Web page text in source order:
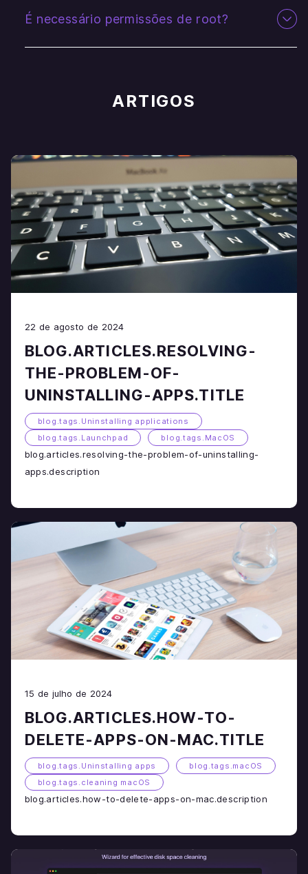
É necessário permissões de root?
ARTIGOS
22 de agosto de 2024
BLOG.ARTICLES.RESOLVING-
THE-PROBLEM-OF-
UNINSTALLING-APPS.TITLE
blog.tags.Uninstalling applications
blog.tags.Launchpad
blog.tags.MacOS
blog.articles.resolving-the-problem-of-uninstalling-
apps.description
15 de julho de 2024
BLOG.ARTICLES.HOW-TO-
DELETE-APPS-ON-MAC.TITLE
blog.tags.Uninstalling apps
blog.tags.macOS
blog.tags.cleaning macOS
blog.articles.how-to-delete-apps-on-mac.description